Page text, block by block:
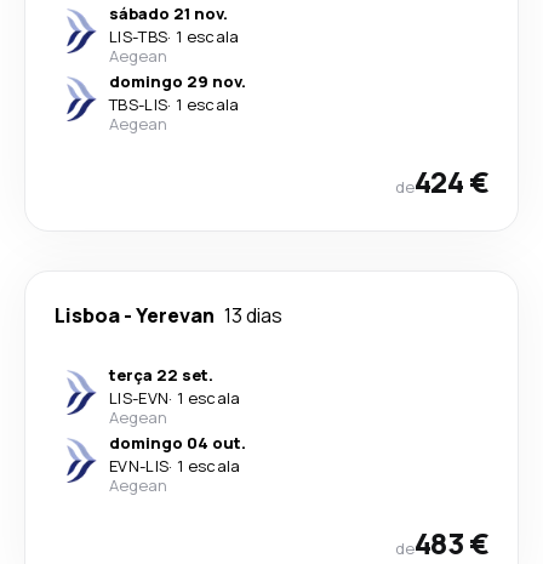
sábado 21 nov.
LIS-TBS· 1 escala
Aegean
domingo 29 nov.
TBS-LIS· 1 escala
Aegean
de424 €
Lisboa-Yerevan 13 dias
terça 22 set.
LIS-EVN· 1 escala
Aegean
domingo 04 out.
EVN-LIS· 1 escala
Aegean
de483 €